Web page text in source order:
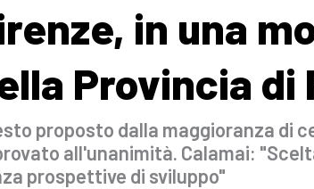
in una
Provincia di
proposto dalla maggioranza di
all'unanimità. Calamai:
prospettive di sviluppo"